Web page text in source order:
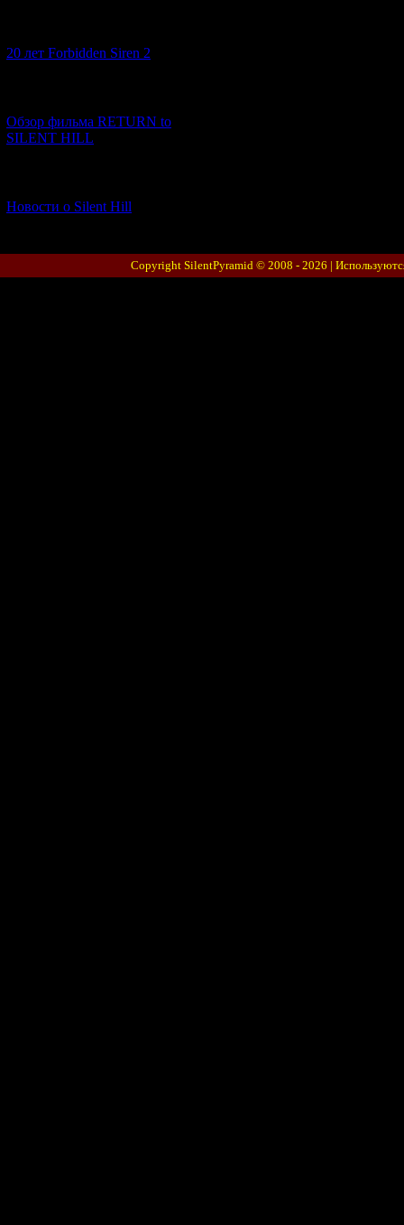
20 лет Forbidden Siren 2
Обзор фильма RETURN to
SILENT HILL
Новости о Silent Hill
Copyright SilentPyramid © 2008 - 2026 |